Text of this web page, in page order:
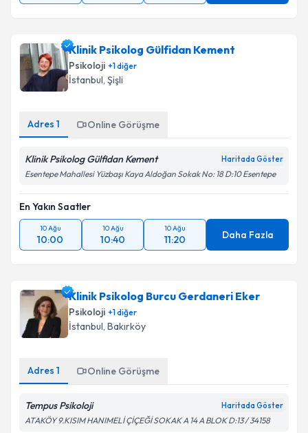
Klinik Psikolog Gülfidan Kement
Psikoloji +1diğer
İstanbul, Şişli
Adres 1 Online Görüşme
Klinik Psikolog Gülfidan Kement Haritada Göster
Esentepe Mahallesi Yüzbaşı Kaya Aldoğan Sokak No: 18 D:10 Esentepe
En Yakın Saatler
10 Ağu
10:00
10 Ağu
10:40
10 Ağu
11:20 Daha Fazla
Klinik Psikolog Burcu Gerdaneri Eker
Psikoloji +1diğer
İstanbul, Bakırköy
Adres 1 Online Görüşme
Tempus Psikoloji Haritada Göster
ATAKÖY 9.KISIM HANIMELİ ÇİÇEĞİ SOKAK A 14 A BLOK D:13 / 34158